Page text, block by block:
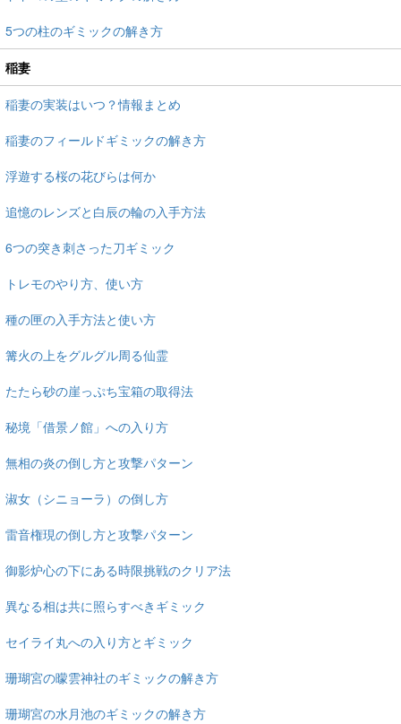
5つの柱のギミックの解き方
稲妻
稲妻の実装はいつ？情報まとめ
稲妻のフィールドギミックの解き方
浮遊する桜の花びらは何か
追憶のレンズと白辰の輪の入手方法
6つの突き刺さった刀ギミック
トレモのやり方、使い方
種の匣の入手方法と使い方
篝火の上をグルグル周る仙霊
たたら砂の崖っぷち宝箱の取得法
秘境「借景ノ館」への入り方
無相の炎の倒し方と攻撃パターン
淑女（シニョーラ）の倒し方
雷音権現の倒し方と攻撃パターン
御影炉心の下にある時限挑戦のクリア法
異なる相は共に照らすべきギミック
セイライ丸への入り方とギミック
珊瑚宮の曚雲神社のギミックの解き方
珊瑚宮の水月池のギミックの解き方